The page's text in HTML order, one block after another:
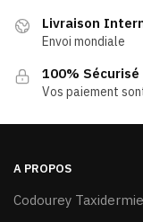
Livraison
Envoi mondiale
100% Sécurisé
Vos paiement
A PROPOS
Codourey Taxidermie